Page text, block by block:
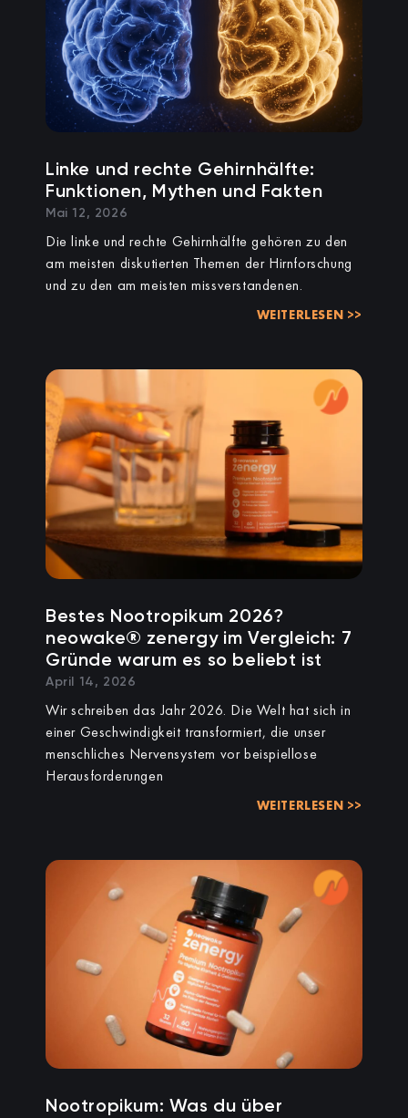
Linke und rechte Gehirnhälfte:
Funktionen, Mythen und Fakten
Mai 12, 2026
Die linke und rechte Gehirnhälfte gehören zu den
am meisten diskutierten Themen der Hirnforschung
und zu den am meisten missverstandenen.
WEITERLESEN >>
Bestes Nootropikum 2026?
neowake® zenergy im Vergleich: 7
Gründe warum es so beliebt ist
April 14, 2026
Wir schreiben das Jahr 2026. Die Welt hat sich in
einer Geschwindigkeit transformiert, die unser
menschliches Nervensystem vor beispiellose
Herausforderungen
WEITERLESEN >>
Nootropikum: Was du über